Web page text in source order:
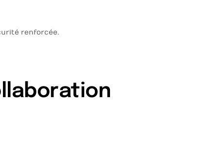
renforcée.